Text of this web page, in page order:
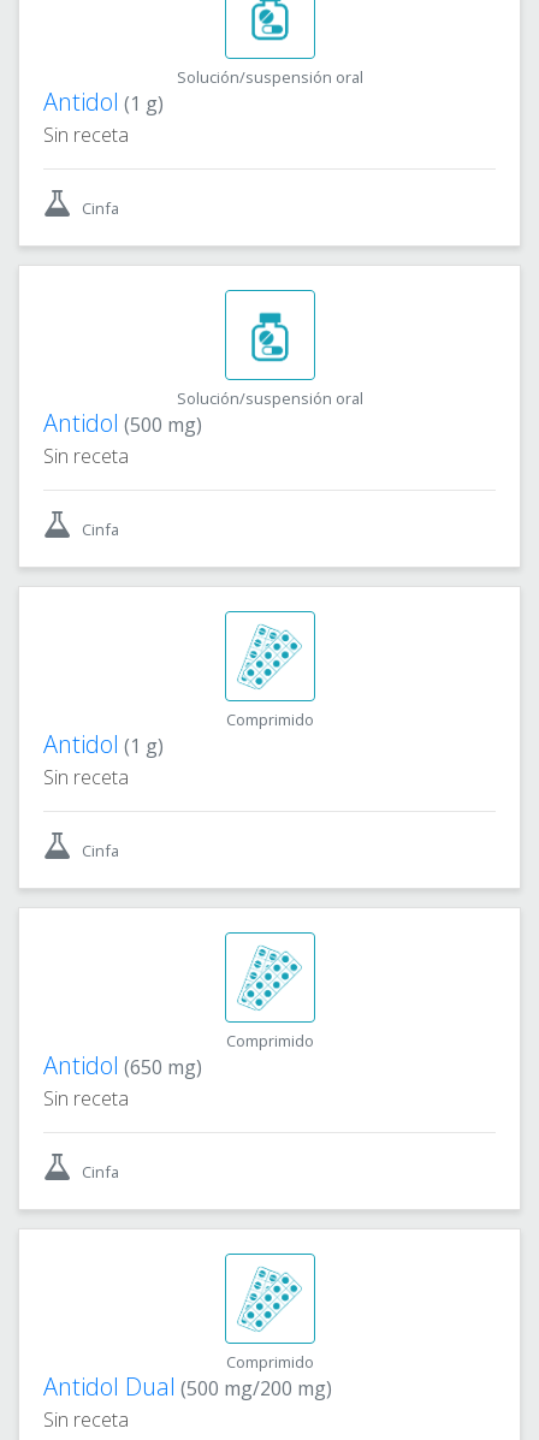
Solución/suspensión oral
Antidol (1 g)
Sin receta
Cinfa
Solución/suspensión oral
Antidol (500 mg)
Sin receta
Cinfa
Comprimido
Antidol (1 g)
Sin receta
Cinfa
Comprimido
Antidol (650 mg)
Sin receta
Cinfa
Comprimido
Antidol Dual (500 mg/200 mg)
Sin receta